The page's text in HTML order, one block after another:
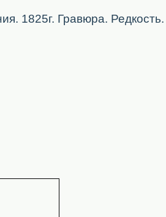
1825г. Гравюра. Редкость.